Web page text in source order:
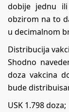
dobije jednu
obzirom na to
u decimalnom
Distribucija
Shodno
doza vakcina
bude
USK 1.798 doza;